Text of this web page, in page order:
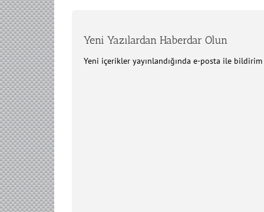
Yeni Yazılardan Haberdar Olun
Yeni içerikler yayınlandığında e-posta ile